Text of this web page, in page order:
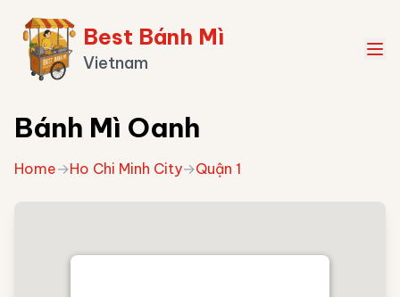
Best Bánh Mì
Vietnam
Bánh Mì Oanh
Home→Ho Chi Minh City→Quận 1